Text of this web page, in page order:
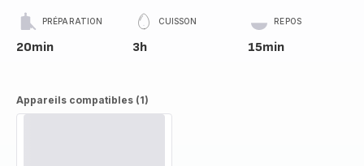
PRÉPARATION
20min
CUISSON
3h
REPOS
15min
Appareils compatibles (1)